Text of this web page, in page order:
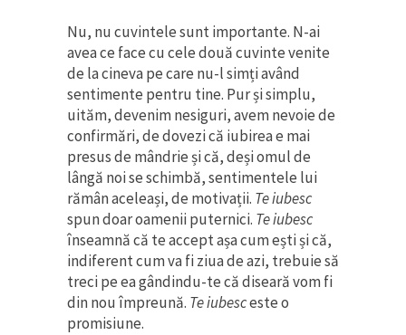
Nu, nu cuvintele sunt importante. N-ai
avea ce face cu cele două cuvinte venite
de la cineva pe care nu-l simți având
sentimente pentru tine. Pur și simplu,
uităm, devenim nesiguri, avem nevoie de
confirmări, de dovezi că iubirea e mai
presus de mândrie și că, deși omul de
lângă noi se schimbă, sentimentele lui
rămân aceleași, de motivații. Te iubesc
spun doar oamenii puternici. Te iubesc
înseamnă că te accept așa cum ești și că,
indiferent cum va fi ziua de azi, trebuie să
treci pe ea gândindu-te că diseară vom fi
din nou împreună. Te iubesceste o
promisiune.